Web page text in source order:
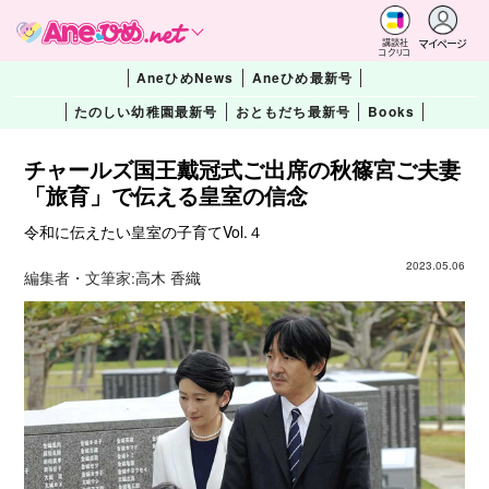
講談社
コクリコ
マイページ
AneひめNews
Aneひめ最新号
たのしい幼稚園最新号
おともだち最新号 Books
チャールズ国王戴冠式ご出席の秋篠宮ご夫妻
「旅育」で伝える皇室の信念
令和に伝えたい皇室の子育てVol.４
2023.05.06
編集者・文筆家:高木 香織